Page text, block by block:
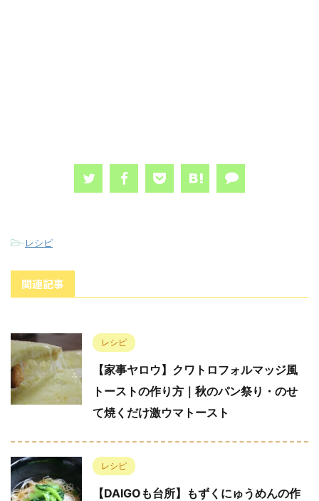
-レシピ
関連記事
レシピ
【家事ヤロウ】クワトロフォルマッジ風
トーストの作り方｜秋のパン祭り・のせ
て焼くだけ激ウマトースト
レシピ
【DAIGOも台所】もずくにゅうめんの作